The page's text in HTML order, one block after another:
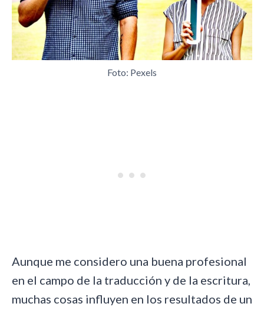
Foto: Pexels
Aunque me considero una buena profesional
en el campo de la traducción y de la escritura,
muchas cosas influyen en los resultados de un